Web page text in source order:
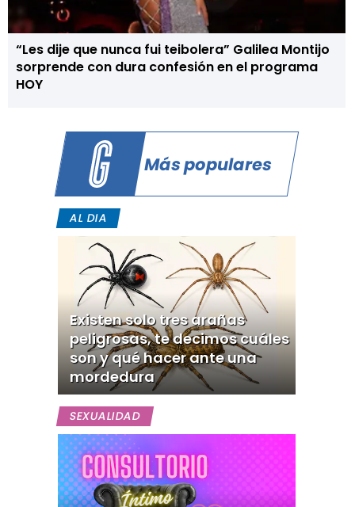
“Les dije que nunca fui teibolera” Galilea Montijo
sorprende con dura confesión en el programa
HOY
Más populares
AL DIA
Existen solo tres arañas
peligrosas, te decimos cuáles
son y qué hacer ante una
mordedura
SEXUALIDAD